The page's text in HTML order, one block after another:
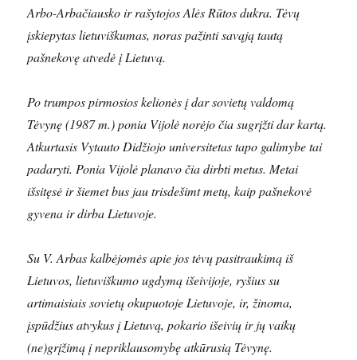
Arbo-Arbačiausko ir rašytojos Alės Rūtos dukra. Tėvų
įskiepytas lietuviškumas, noras pažinti savąją tautą
pašnekovę atvedė į Lietuvą.
Po trumpos pirmosios kelionės į dar sovietų valdomą
Tėvynę (1987 m.) ponia Vijolė norėjo čia sugrįžti dar kartą.
Atkurtasis Vytauto Didžiojo universitetas tapo galimybe tai
padaryti. Ponia Vijolė planavo čia dirbti metus. Metai
išsitęsė ir šiemet bus jau trisdešimt metų, kaip pašnekovė
gyvena ir dirba Lietuvoje.
Su V. Arbas kalbėjomės apie jos tėvų pasitraukimą iš
Lietuvos, lietuviškumo ugdymą išeivijoje, ryšius su
artimaisiais sovietų okupuotoje Lietuvoje, ir, žinoma,
įspūdžius atvykus į Lietuvą, pokario išeivių ir jų vaikų
(ne)grįžimą į nepriklausomybę atkūrusią Tėvynę.